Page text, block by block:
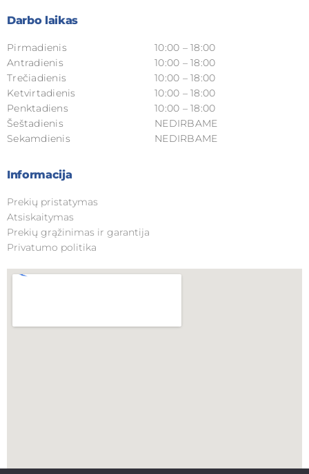
Darbo laikas
Pirmadienis
Antradienis
Trečiadienis
Ketvirtadienis
Penktadiens
Šeštadienis
Sekamdienis
10:00 – 18:00
10:00 – 18:00
10:00 – 18:00
10:00 – 18:00
10:00 – 18:00
NEDIRBAME
NEDIRBAME
Informacija
Prekių pristatymas
Atsiskaitymas
Prekių grąžinimas ir garantija
Privatumo politika